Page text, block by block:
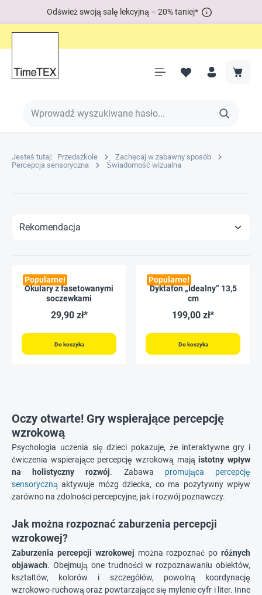
Odśwież swoją salę lekcyjną – 20% taniej*
Jesteś tutaj: Przedszkole
Zachęcaj w zabawny sposób
Percepcja sensoryczna
Świadomość wizualna
Popularne!
Okulary z fasetowanymi
soczewkami
29,90 zł*
Do koszyka
Popularne!
Dyktafon „Idealny” 13,5
cm
199,00 zł*
Do koszyka
Oczy otwarte! Gry wspierające percepcję
wzrokową
Psychologia uczenia się dzieci pokazuje, że interaktywne gry i
ćwiczenia wspierające percepcję wzrokową mająistotny wpływ
na holistyczny rozwój. Zabawa promująca percepcję
sensoryczną aktywuje mózg dziecka, co ma pozytywny wpływ
zarówno na zdolności percepcyjne, jak i rozwój poznawczy.
Jak można rozpoznać zaburzenia percepcji
wzrokowej?
Zaburzenia percepcji wzrokowej można rozpoznać poróżnych
objawach. Obejmują one trudności w rozpoznawaniu obiektów,
kształtów, kolorów i szczegółów, powolną koordynację
wzrokowo-ruchową oraz powtarzające się mylenie cyfr i liter. Inne